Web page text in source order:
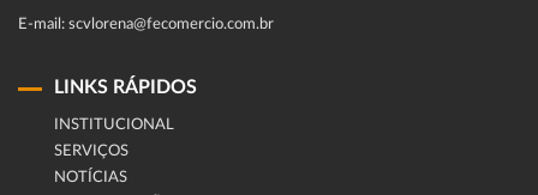
E-mail: scvlorena@fecomercio.com.br
LINKS RÁPIDOS
INSTITUCIONAL
SERVIÇOS
NOTÍCIAS